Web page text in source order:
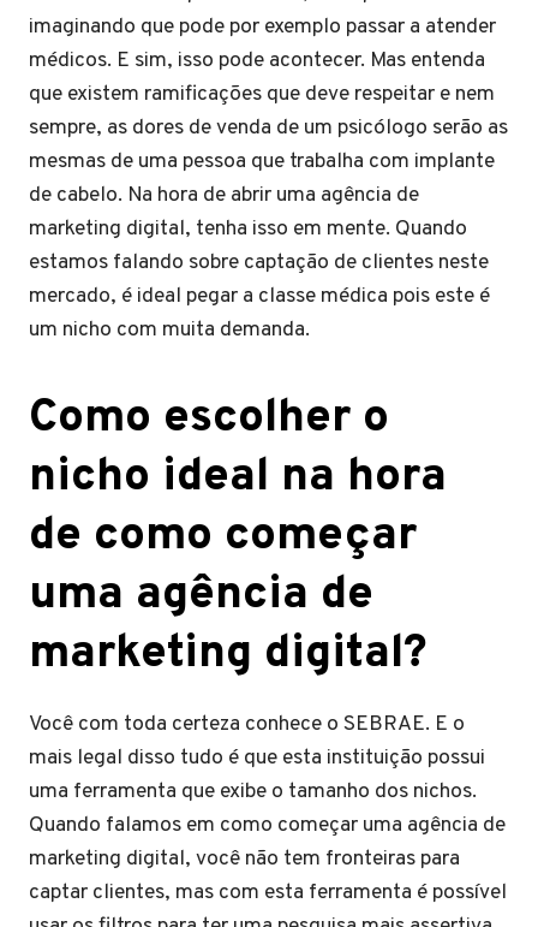
imaginando que pode por exemplo passar a atender
médicos. E sim, isso pode acontecer. Mas entenda
que existem ramificações que deve respeitar e nem
sempre, as dores de venda de um psicólogo serão as
mesmas de uma pessoa que trabalha com implante
de cabelo. Na hora de abrir uma agência de
marketing digital, tenha isso em mente. Quando
estamos falando sobre captação de clientes neste
mercado, é ideal pegar a classe médica pois este é
um nicho com muita demanda.
Como escolher o
nicho ideal na hora
de como começar
uma agência de
marketing digital?
Você com toda certeza conhece o SEBRAE. E o
mais legal disso tudo é que esta instituição possui
uma ferramenta que exibe o tamanho dos nichos.
Quando falamos em como começar uma agência de
marketing digital, você não tem fronteiras para
captar clientes, mas com esta ferramenta é possível